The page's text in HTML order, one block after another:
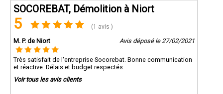
SOCOREBAT, Démolition à Niort
5 (1 avis )
M. P. de Niort Avis déposé le 27/02/2021
Très satisfait de l'entreprise Socorebat. Bonne communication
et réactive. Délais et budget respectés.
Voir tous les avis clients